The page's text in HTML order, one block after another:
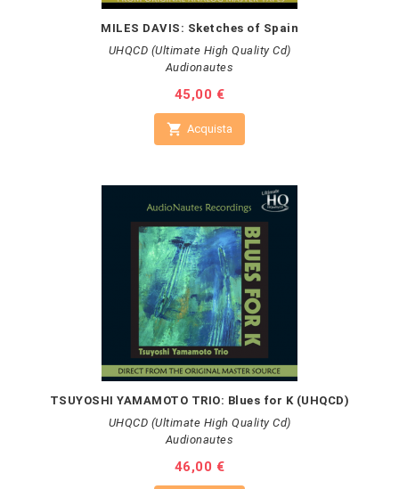
MILES DAVIS: Sketches of Spain
UHQCD (Ultimate High Quality Cd)
Audionautes
Prezzo
45,00 €
 Acquista
TSUYOSHI YAMAMOTO TRIO: Blues for K (UHQCD)
UHQCD (Ultimate High Quality Cd)
Audionautes
Prezzo
46,00 €